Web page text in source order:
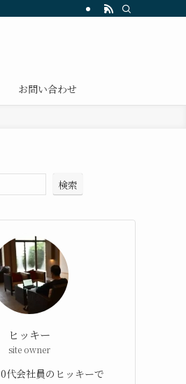
お問い合わせ
検索
ヒッキー
site owner
代会社員のヒッキーで